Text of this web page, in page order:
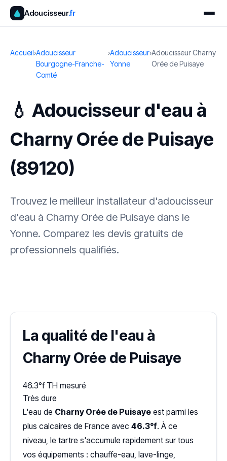
Adoucisseur.fr
Accueil›Adoucisseur
Bourgogne-Franche-
Comté
›Adoucisseur
Yonne
›Adoucisseur Charny
Orée de Puisaye
💧 Adoucisseur d'eau à
Charny Orée de Puisaye
(89120)
Trouvez le meilleur installateur d'adoucisseur
d'eau à Charny Orée de Puisaye dans le
Yonne. Comparez les devis gratuits de
professionnels qualifiés.
La qualité de l'eau à
Charny Orée de Puisaye
46.3°f TH mesuré
Très dure
L'eau de Charny Orée de Puisaye est parmi les
plus calcaires de France avec 46.3°f. À ce
niveau, le tartre s'accumule rapidement sur tous
vos équipements : chauffe-eau, lave-linge,